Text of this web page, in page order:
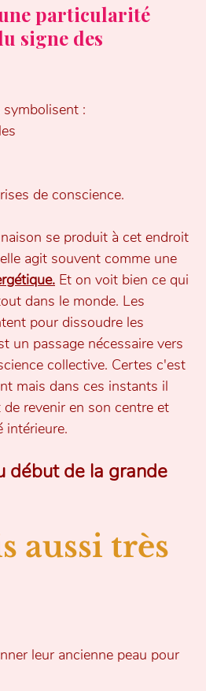
une particularité
signe des
:
de conscience.
se produit à cet endroit
agit souvent comme une
Et on voit bien ce qui
dans le monde. Les
pour dissoudre les
un passage nécessaire vers
collective. Certes c'est
mais dans ces instants il
revenir en son centre et
intérieure.
début de la grande
aussi très
leur ancienne peau pour